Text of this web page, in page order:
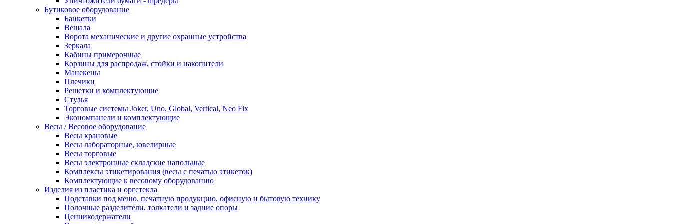
Бутиковое оборудование
Банкетки
Вешала
Ворота механические и другие охранные устройства
Зеркала
Кабины примерочные
Корзины для распродаж, стойки и накопители
Манекены
Плечики
Решетки и комплектующие
Стулья
Торговые системы Joker, Uno, Global, Vertical, Neo Fix
Экономпанели и комплектующие
Весы / Весовое оборудование
Весы крановые
Весы лабораторные, ювелирные
Весы торговые
Весы электронные складские напольные
Комплексы этикетирования (весы с печатью этикеток)
Комплектующие к весовому оборудованию
Изделия из пластика и оргстекла
Подставки под меню, печатную продукцию, офисную и бытовую технику
Полочные разделители, толкатели и задние опоры
Ценникодержатели